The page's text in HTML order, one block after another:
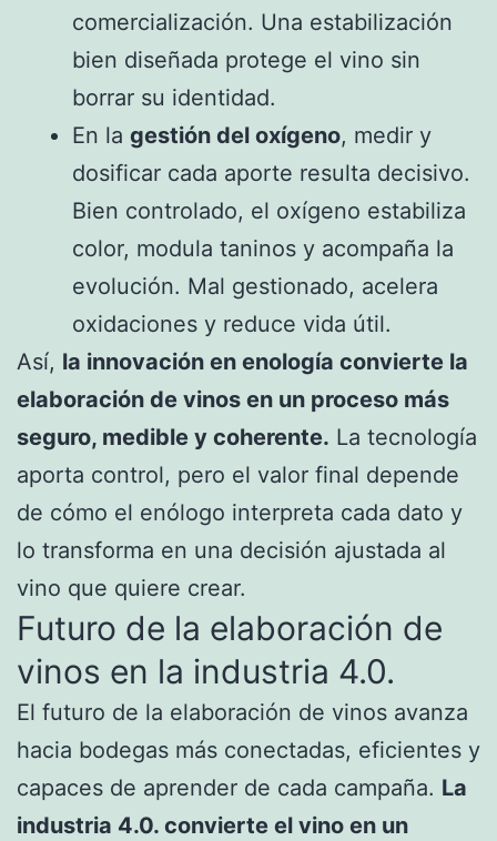
comercialización. Una estabilización
bien diseñada protege el vino sin
borrar su identidad.
En la gestión del oxígeno, medir y
dosificar cada aporte resulta decisivo.
Bien controlado, el oxígeno estabiliza
color, modula taninos y acompaña la
evolución. Mal gestionado, acelera
oxidaciones y reduce vida útil.
Así, la innovación en enología convierte la
elaboración de vinos en un proceso más
seguro, medible y coherente. La tecnología
aporta control, pero el valor final depende
de cómo el enólogo interpreta cada dato y
lo transforma en una decisión ajustada al
vino que quiere crear.
Futuro de la elaboración de
vinos en la industria 4.0.
El futuro de la elaboración de vinos avanza
hacia bodegas más conectadas, eficientes y
capaces de aprender de cada campaña. La
industria 4.0. convierte el vino en un